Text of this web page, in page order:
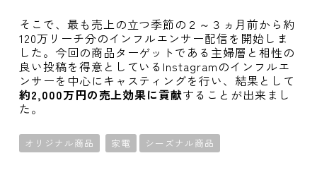
そこで、最も売上の立つ季節の２～３ヵ月前から約
120万リーチ分のインフルエンサー配信を開始しま
した。今回の商品ターゲットである主婦層と相性の
良い投稿を得意としているInstagramのインフルエ
ンサーを中心にキャスティングを行い、結果として
約2,000万円の売上効果に貢献することが出来まし
た。
オリジナル商品 家電 シーズナル商品